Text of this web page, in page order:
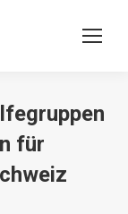
für